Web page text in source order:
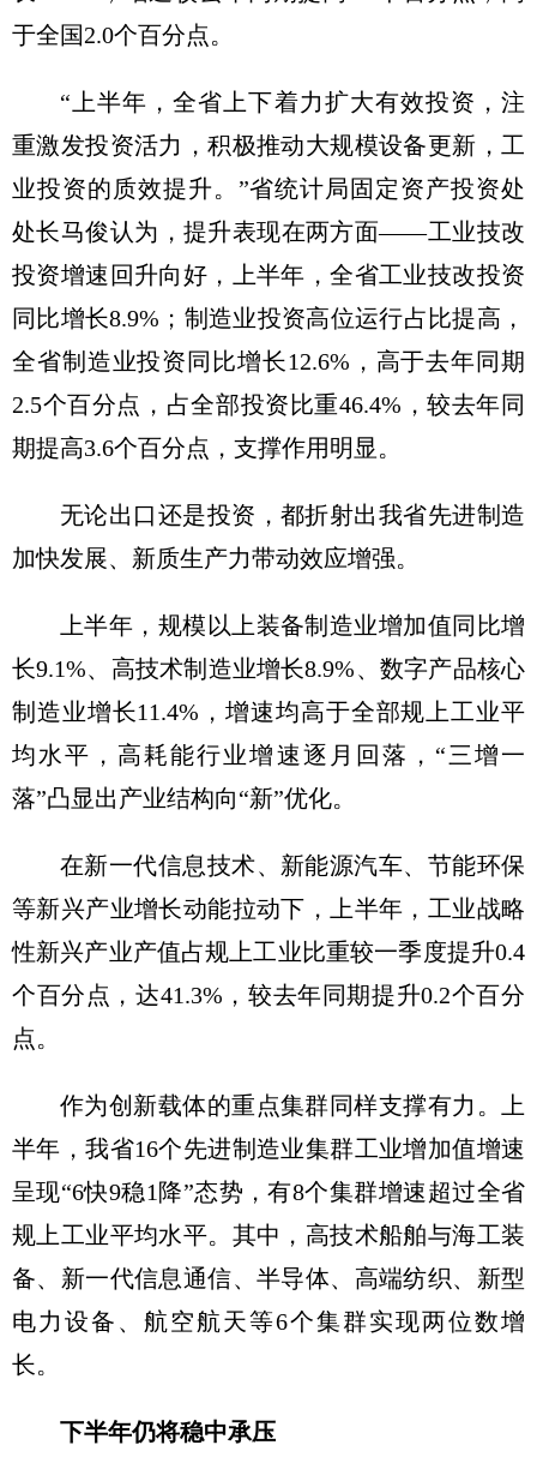
于全国2.0个百分点。
“上半年，全省上下着力扩大有效投资，注
重激发投资活力，积极推动大规模设备更新，工
业投资的质效提升。”省统计局固定资产投资处
处长马俊认为，提升表现在两方面——工业技改
投资增速回升向好，上半年，全省工业技改投资
同比增长8.9%；制造业投资高位运行占比提高，
全省制造业投资同比增长12.6%，高于去年同期
2.5个百分点，占全部投资比重46.4%，较去年同
期提高3.6个百分点，支撑作用明显。
无论出口还是投资，都折射出我省先进制造
加快发展、新质生产力带动效应增强。
上半年，规模以上装备制造业增加值同比增
长9.1%、高技术制造业增长8.9%、数字产品核心
制造业增长11.4%，增速均高于全部规上工业平
均水平，高耗能行业增速逐月回落，“三增一
落”凸显出产业结构向“新”优化。
在新一代信息技术、新能源汽车、节能环保
等新兴产业增长动能拉动下，上半年，工业战略
性新兴产业产值占规上工业比重较一季度提升0.4
个百分点，达41.3%，较去年同期提升0.2个百分
点。
作为创新载体的重点集群同样支撑有力。上
半年，我省16个先进制造业集群工业增加值增速
呈现“6快9稳1降”态势，有8个集群增速超过全省
规上工业平均水平。其中，高技术船舶与海工装
备、新一代信息通信、半导体、高端纺织、新型
电力设备、航空航天等6个集群实现两位数增
长。
下半年仍将稳中承压